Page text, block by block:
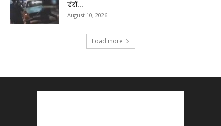
डंडों...
August 10, 2026
Load more